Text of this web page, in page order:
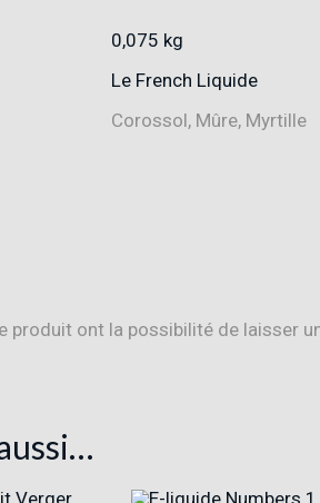
0,075 kg
Le French Liquide
Corossol, Mûre, Myrtille
ont la possibilité de laisser